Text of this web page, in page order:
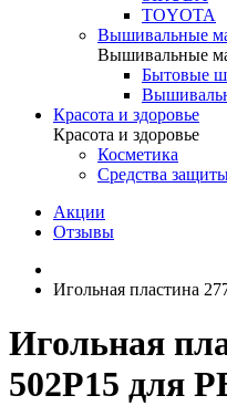
TOYOTA
Вышивальные
Вышивальные
Бытовые
Красота и здоровье
Красота и здоровье
Косметика
Средства
Акции
Отзывы
Игольная пластина
Игольная
502P15 для